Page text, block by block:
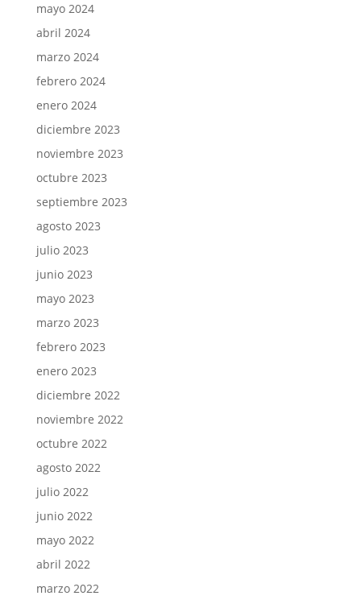
mayo 2024
abril 2024
marzo 2024
febrero 2024
enero 2024
diciembre 2023
noviembre 2023
octubre 2023
septiembre 2023
agosto 2023
julio 2023
junio 2023
mayo 2023
marzo 2023
febrero 2023
enero 2023
diciembre 2022
noviembre 2022
octubre 2022
agosto 2022
julio 2022
junio 2022
mayo 2022
abril 2022
marzo 2022